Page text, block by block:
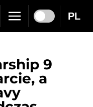
PL
9
a